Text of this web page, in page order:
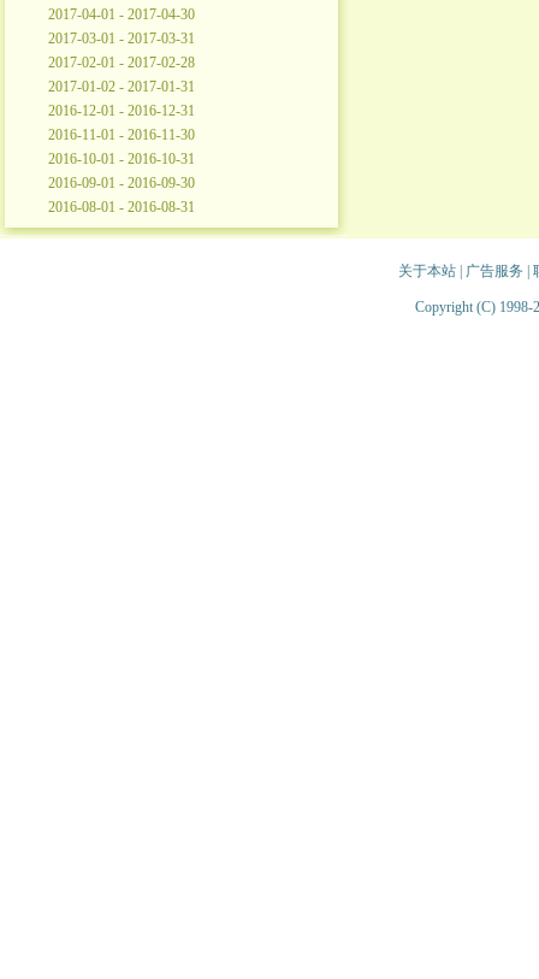
2017-04-01 - 2017-04-30
2017-03-01 - 2017-03-31
2017-02-01 - 2017-02-28
2017-01-02 - 2017-01-31
2016-12-01 - 2016-12-31
2016-11-01 - 2016-11-30
2016-10-01 - 2016-10-31
2016-09-01 - 2016-09-30
2016-08-01 - 2016-08-31
关于本站| 广告服务
Copyright (C) 1998-